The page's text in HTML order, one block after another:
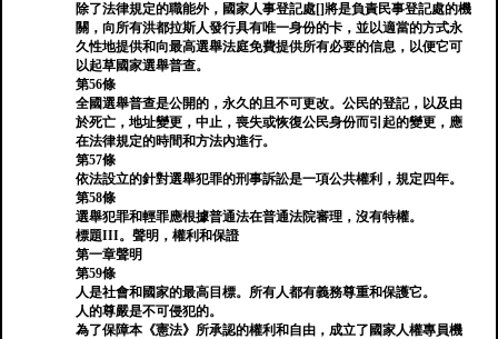
除了法律規定的職能外，國家人事登記處[]將是負責民事登記處的機
關，向所有洪都拉斯人發行具有唯一身份的卡，並以適當的方式永
久性地提供和向最高選舉法庭免費提供所有必要的信息，以便它可
以起草國家選舉普查。
第56條
全國選舉普查是公開的，永久的且不可更改。公民的登記，以及由
於死亡，地址變更，中止，喪失或恢復公民身份而引起的變更，應
在法律規定的時間和方法內進行。
第57條
依法設立的針對選舉犯罪的刑事訴訟是一項公共權利，規定四年。
第58條
選舉犯罪和輕罪應根據普通法在普通法院審理，沒有特權。
標題III。聲明，權利和保證
第一章聲明
第59條
人是社會和國家的最高目標。所有人都有義務尊重和保護它。
人的尊嚴是不可侵犯的。
為了保障本《憲法》所承認的權利和自由，成立了國家人權專員機